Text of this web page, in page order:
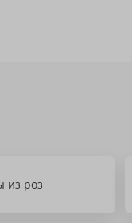
из роз